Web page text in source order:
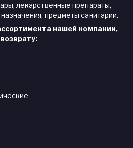
лекарственные препараты,
предметы санитарии.
нашей компании,